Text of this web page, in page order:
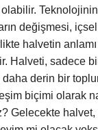
değişmesi,
halvetin
Halveti, sadece
derin bir
biçimi olarak
Gelecekte